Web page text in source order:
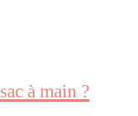
à main ?